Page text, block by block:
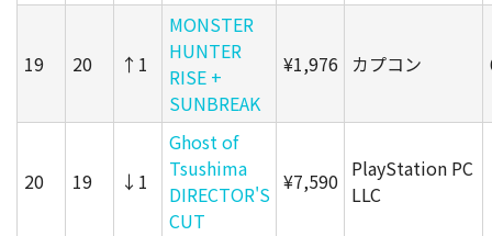
19 20 ↑1
MONSTER
HUNTER
RISE +
SUNBREAK
¥1,976 カプコン
20 19 ↓1
Ghost of
Tsushima
DIRECTOR'S
CUT
¥7,590 PlayStation PC
LLC